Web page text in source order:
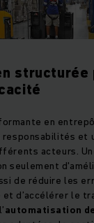
structurée
en
et
acteurs.
seulement
de réduire les
et d’accélérer le
automatisation